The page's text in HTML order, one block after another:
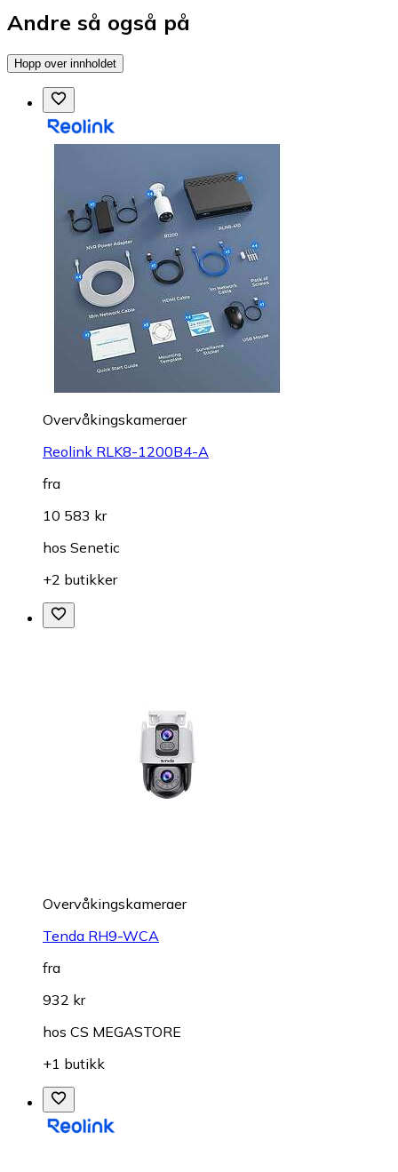
Andre så også på
Hopp over innholdet
Overvåkings­kameraer
Reolink RLK8-1200B4-A
fra
10 583 kr
hos Senetic
+2 butikker
Overvåkings­kameraer
Tenda RH9-WCA
fra
932 kr
hos CS MEGASTORE
+1 butikk